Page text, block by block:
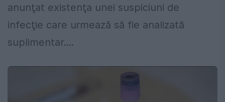
anunţat existenţa unei suspiciuni de
infecţie care urmează să fie analizată
suplimentar....